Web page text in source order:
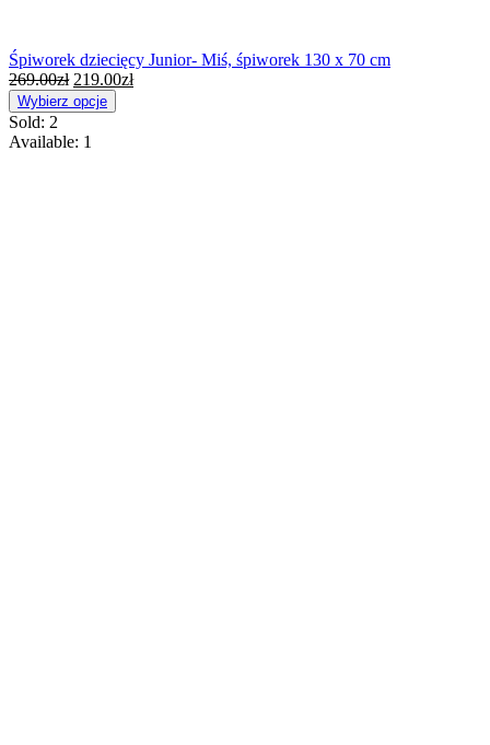
Śpiworek dziecięcy Junior- Miś, śpiworek 130 x 70 cm
269.00zł 219.00zł
Wybierz opcje
Sold: 2
Available: 1